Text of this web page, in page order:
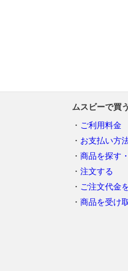
ムスビーで買う
ご利用料金
お支払い方
商品を探す
注文する
ご注文代金
商品を受け